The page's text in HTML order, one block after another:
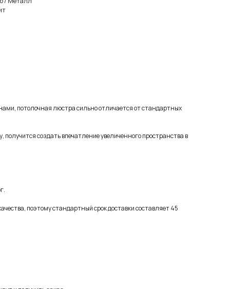
потолочная люстра сильно отличается от стандартных
создать впечатление увеличенного пространства в
поэтому стандартный срок доставки составляет 45